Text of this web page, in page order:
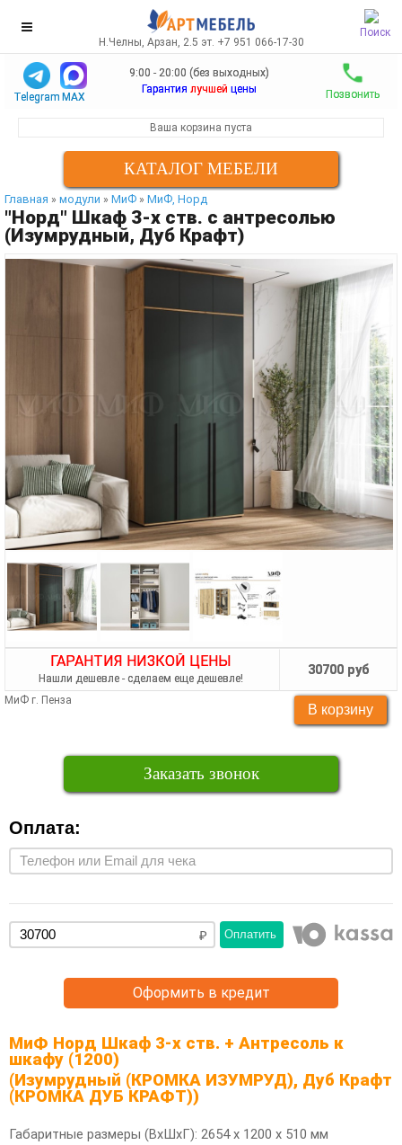
Поиск
Н.Челны, Арзан, 2.5 эт. +7 951 066-17-30
Telegram MAX
9:00 - 20:00 (без выходных)
Гарантия лучшей цены Позвонить
Ваша корзина пуста
КАТАЛОГ МЕБЕЛИ
Главная » модули » МиФ » МиФ, Норд
"Норд" Шкаф 3-х ств. с антресолью
(Изумрудный, Дуб Крафт)
ГАРАНТИЯ НИЗКОЙ ЦЕНЫ
Нашли дешевле - сделаем еще дешевле!
30700 руб
МиФ г. Пенза
Заказать звонок
Оплата:
Оплатить
Оформить в кредит
МиФ Норд Шкаф 3-х ств. + Антресоль к
шкафу (1200)
(Изумрудный (КРОМКА ИЗУМРУД), Дуб Крафт
(КРОМКА ДУБ КРАФТ))
Габаритные размеры (ВхШхГ): 2654 х 1200 х 510 мм